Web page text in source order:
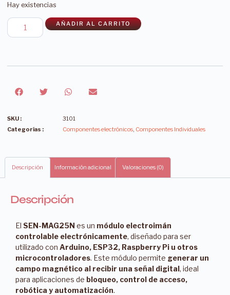
Hay existencias
AÑADIR AL CARRITO
SKU :
3101
Categorías :
Componentes electrónicos, Componentes Individuales
Descripción Información adicional Valoraciones (0)
Descripción
El SEN-MAG25N es un módulo electroimán
controlable electrónicamente, diseñado para ser
utilizado con Arduino, ESP32, Raspberry Pi u otros
microcontroladores. Este módulo permite generar un
campo magnético al recibir una señal digital, ideal
para aplicaciones de bloqueo, control de acceso,
robótica y automatización.